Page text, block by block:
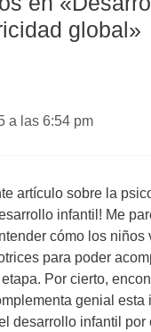
global»
a las 6:54 pm
artículo sobre la
infantil! Me
cómo los niños
para poder
Por cierto,
genial esta
desarrollo infantil por